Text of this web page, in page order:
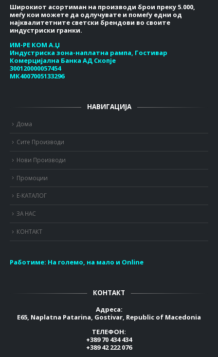
Широкиот асортиман на производи брои преку 5.000,
меѓу кои можете да одлучувате и помеѓу едни од
најквалитетните светски брендови во своите
индустриски гранки.
ИМ-РЕ КОМ А.Џ
Индустриска зона-наплатна рампа, Гостивар
Комерцијална Банка АД Скопје
300120000057454
МК4007005133296
НАВИГАЦИЈА
Дома
Сите Производи
Нови Производи
Промоции
Е-КАТАЛОГ
ЗА НАС
КОНТАКТ
Работиме: На големо, на мало и Online
КОНТАКТ
Адреса:
E65, Naplatna Patarina, Gostivar, Republic of Macedonia
ТЕЛЕФОН:
+389 70 434 434
+389 42 222 076